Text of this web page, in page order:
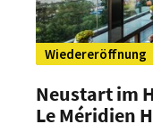
Wiedereröffnung
Neustart im
Le Méridien